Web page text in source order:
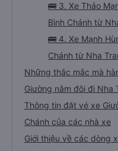
🚌 3. Xe Thảo
Bình Chánh từ
🚌 4. Xe Mạnh
Chánh từ Nha
Những thắc mắc mà
Giường nằm đôi đi Nha
Thông tin đặt vé xe
Chánh của các nhà xe
Giới thiệu về các dòng